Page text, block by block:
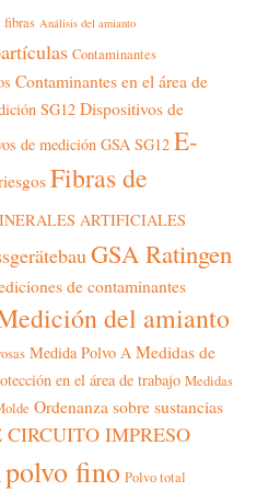
fibras Análisis del amianto
Contaminantes
Contaminantes en el área de
SG12 Dispositivos de
de medición GSA SG12 E-
Fibras de
ARTIFICIALES
GSA Ratingen
de contaminantes
del amianto
Medida Polvo A Medidas de
en el área de trabajo Medidas
Ordenanza sobre sustancias
IMPRESO
polvo fino Polvo total